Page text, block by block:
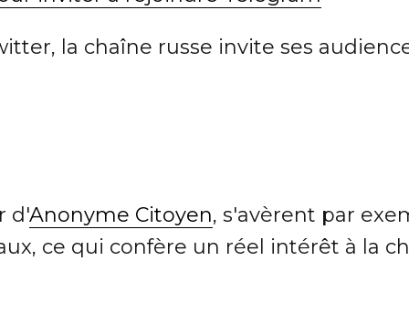
la chaîne russe invite ses
d'Anonyme Citoyen, s'avèrent par
ce qui confère un réel intérêt à la